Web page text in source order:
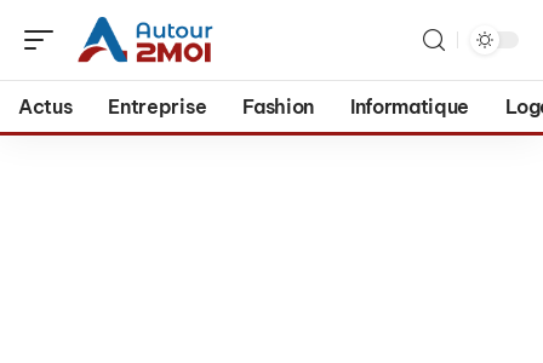
Actus Entreprise Fashion Informatique